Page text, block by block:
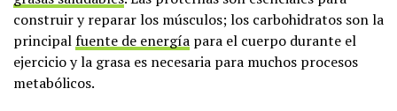
construir y reparar los músculos; los carbohidratos son la
principalfuente de energía para el cuerpo durante el
ejercicio y la grasa es necesaria para muchos procesos
metabólicos.